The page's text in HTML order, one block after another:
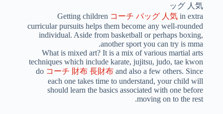
ッグ 人気
Getting children コーチ バッグ 人気 in extra
curricular pursuits helps them become any well-rounded
individual. Aside from basketball or perhaps boxing,
another sport you can try is mma.
What is mixed art? It is a mix of various martial arts
techniques which include karate, jujitsu, judo, tae kwon
do コーチ 財布 長財布 and also a few others. Since
each one takes time to understand, your child will
should learn the basics associated with one before
moving on to the rest.